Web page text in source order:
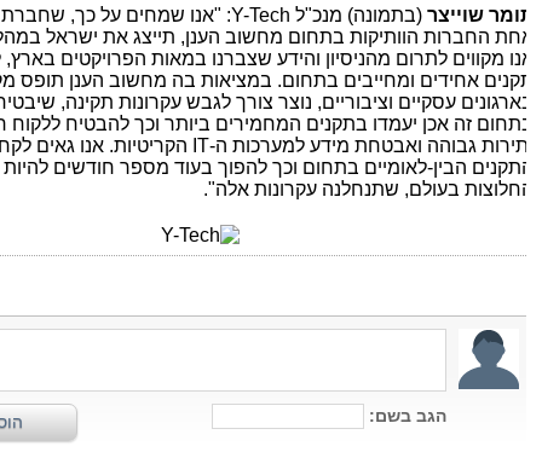
שוייצר(בתמונה)מנכ"לY-Tech: "אנו שמחים על כך, שחברת
החברות הוותיקות בתחום מחשוב הענן, תייצג את ישראל במהלך
מקווים לתרום מהניסיון והידע שצברנו במאות הפרויקטים בארץ,
אחידים ומחייבים בתחום.במציאות בה מחשוב הענן תופס
עסקיים וציבוריים, נוצר צורך לגבש עקרונות תקינה,
זה אכן יעמדו בתקנים המחמירים ביותר וכך להבטיח ללקוח
גבוהה ואבטחת מידע למערכות ה-ITהקריטיות. אנו גאים
הבין-לאומיים בתחום וכך להפוך בעוד מספר חודשים להיות
בעולם, שתנחלנה עקרונות אלה".